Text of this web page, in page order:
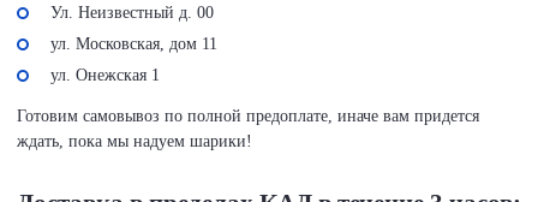
Ул. Неизвестный д. 00
ул. Московская, дом 11
ул. Онежская 1
Готовим самовывоз по полной предоплате, иначе вам придется
ждать, пока мы надуем шарики!